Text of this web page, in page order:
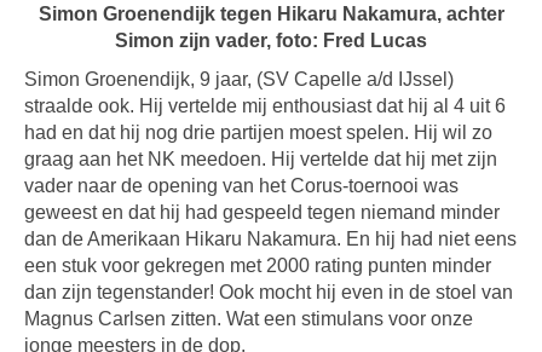
Simon Groenendijk tegen Hikaru Nakamura, achter
Simon zijn vader, foto: Fred Lucas
Simon Groenendijk, 9 jaar, (SV Capelle a/d IJssel)
straalde ook. Hij vertelde mij enthousiast dat hij al 4 uit 6
had en dat hij nog drie partijen moest spelen. Hij wil zo
graag aan het NK meedoen. Hij vertelde dat hij met zijn
vader naar de opening van het Corus-toernooi was
geweest en dat hij had gespeeld tegen niemand minder
dan de Amerikaan Hikaru Nakamura. En hij had niet eens
een stuk voor gekregen met 2000 rating punten minder
dan zijn tegenstander! Ook mocht hij even in de stoel van
Magnus Carlsen zitten. Wat een stimulans voor onze
jonge meesters in de dop.